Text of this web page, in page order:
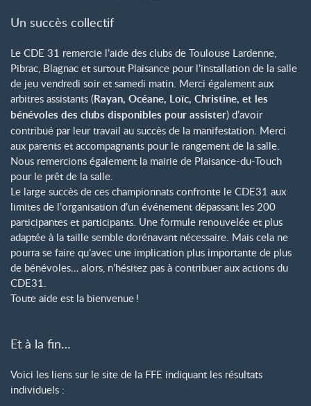
Un succès collectif
Le CDE 31 remercie l’aide des clubs de Toulouse Lardenne,
Pibrac, Blagnac et surtout Plaisance pour l’installation de la salle
de jeu vendredi soir et samedi matin. Merci également aux
arbitres assistants (Rayan, Océane, Loïc, Christine, et les
bénévoles des clubs disponibles pour assister) d’avoir
contribué par leur travail au succès de la manifestation. Merci
aux parents et accompagnants pour le rangement de la salle.
Nous remercions également la mairie de Plaisance-du-Touch
pour le prêt de la salle.
Le large succès de ces championnats confronte le CDE31 aux
limites de l’organisation d’un événement dépassant les 200
participantes et participants. Une formule renouvelée et plus
adaptée à la taille semble dorénavant nécessaire. Mais cela ne
pourra se faire qu’avec une implication plus importante de plus
de bénévoles… alors, n’hésitez pas à contribuer aux actions du
CDE31.
Toute aide est la bienvenue !
Et à la fin…
Voici les liens sur le site de la FFE indiquant les résultats
individuels :